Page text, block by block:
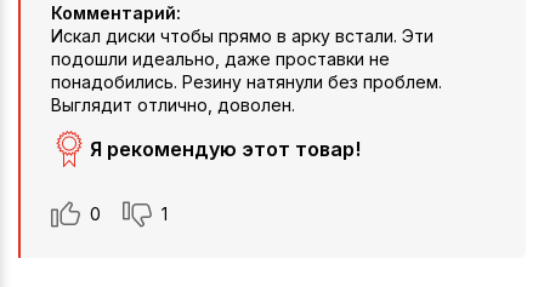
Комментарий:
Искал диски чтобы прямо в арку встали. Эти
подошли идеально, даже проставки не
понадобились. Резину натянули без проблем.
Выглядит отлично, доволен.
Я рекомендую этот товар!
0 1